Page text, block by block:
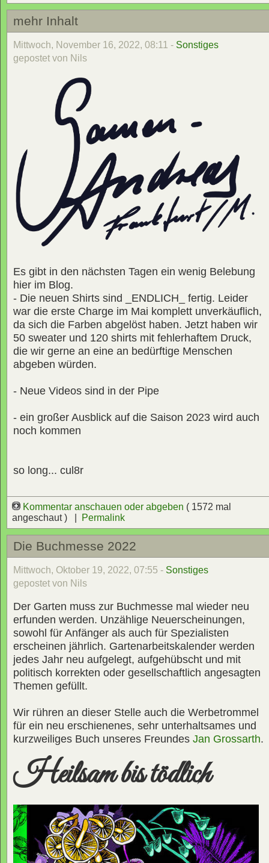
mehr Inhalt
Mittwoch, November 16, 2022, 08:11 - Sonstiges
gepostet von Nils
Es gibt in den nächsten Tagen ein wenig Belebung
hier im Blog.
- Die neuen Shirts sind _ENDLICH_ fertig. Leider
war die erste Charge im Mai komplett unverkäuflich,
da sich die Farben abgelöst haben. Jetzt haben wir
50 sweater und 120 shirts mit fehlerhaftem Druck,
die wir gerne an eine an bedürftige Menschen
abgeben würden.
- Neue Videos sind in der Pipe
- ein großer Ausblick auf die Saison 2023 wird auch
noch kommen
so long... cul8r
Kommentar anschauen oder abgeben ( 1572 mal
angeschaut ) |
Permalink
Die Buchmesse 2022
Mittwoch, Oktober 19, 2022, 07:55 - Sonstiges
gepostet von Nils
Der Garten muss zur Buchmesse mal wieder neu
erfunden werden. Unzählige Neuerscheinungen,
sowohl für Anfänger als auch für Spezialisten
erscheinen jährlich. Gartenarbeitskalender werden
jedes Jahr neu aufgelegt, aufgehübscht und mit
politisch korrekten oder gesellschaftlich angesagten
Themen gefüllt.
Wir rühren an dieser Stelle auch die Werbetrommel
für ein neu erschienenes, sehr unterhaltsames und
kurzweiliges Buch unseres Freundes Jan Grossarth.
Heilsam bis tödlich